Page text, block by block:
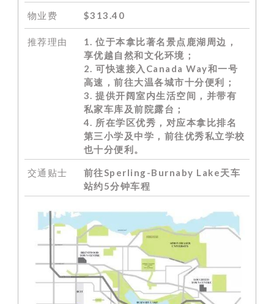
物业费 $313.40
推荐理由
1. 位于本拿比著名景点鹿湖周边，
享优越自然和文化环境；
2. 可快速接入Canada Way和一号
高速，前往大温各城市十分便利 ；
3. 提供开阔室内生活空间，并带有
私家车库及前院露台；
4. 所在学区优秀，对应本拿比排名
第三小学及中学，前往优秀私立学校
也十分便利。
交通贴士
前往Sperling-Burnaby Lake天车
站约5分钟车程